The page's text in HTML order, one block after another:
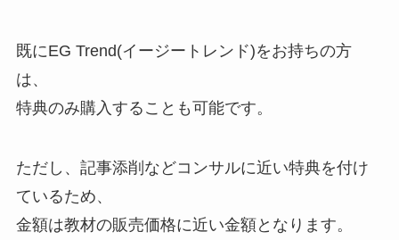
既にEG Trend(イージートレンド)をお持ちの方
は、
特典のみ購入することも可能です。
ただし、記事添削などコンサルに近い特典を付け
ているため、
金額は教材の販売価格に近い金額となります。